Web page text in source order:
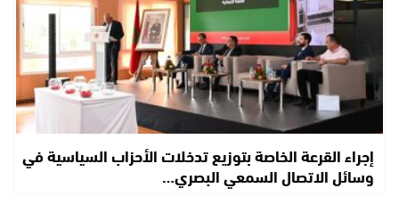
إجراء القرعة الخاصة بتوزيع تدخلات الأحزاب السياسية في
وسائل الاتصال السمعي البصري…